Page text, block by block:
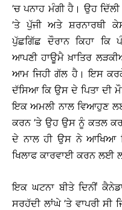
’ਚ ਪਨਾਹ ਮੰਗੀ ਹੈ। ਉਹ
’ਤੇ ਪੁੱਜੀ ਅਤੇ ਸ਼ਰਨਾਰਥੀ
ਪੁੱਛਗਿੱਛ ਦੌਰਾਨ ਕਿਹਾ ਕਿ
ਆਪਣੀ ਹਾਊਮੈ ਖ਼ਾਤਿਰ
ਆਮ ਜਿਹੀ ਗੱਲ ਹੈ। ਇਸ
ਦੱਸਿਆ ਕਿ ਉਸ ਦੇ ਪਿਤਾ ਦੀ
ਇਕ ਅਮਲੀ ਨਾਲ ਵਿਆਹੁਣ
ਕਰਨ ’ਤੇ ਉਹ ਉਸ ਨੂੰ ਕਤਲ
ਦੇ ਨਾਲ ਹੀ ਉਸ ਨੇ ਆਖਿਆ
ਖਿਲਾਫ ਕਾਰਵਾਈ ਕਰਨ ਲਈ
ਇਕ ਘਟਨਾ ਬੀਤੇ ਦਿਨੀਂ
ਸਰਹੱਦੀ ਲਾਂਘੇ ’ਤੇ ਵਾਪਰੀ